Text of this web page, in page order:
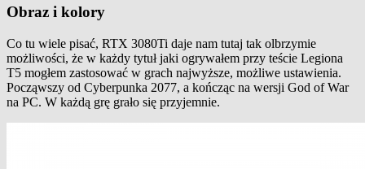
Obraz i kolory
Co tu wiele pisać, RTX 3080Ti daje nam tutaj tak olbrzymie
możliwości, że w każdy tytuł jaki ogrywałem przy teście Legiona
T5 mogłem zastosować w grach najwyższe, możliwe ustawienia.
Począwszy od Cyberpunka 2077, a kończąc na wersji God of War
na PC. W każdą grę grało się przyjemnie.